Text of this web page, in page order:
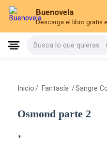
Buenovela
Descarga el libro gratis
Busca lo que quieras
Inicio / Fantasía /Sangre
Osmond parte 2
*